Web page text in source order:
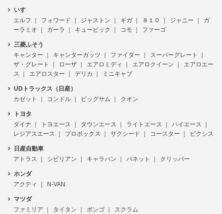
いすゞ
エルフ
フォワード ジャストン ギガ ８１０ ジャニー
ガ
ーラミオ
ガーラ キュービック コモ ファーゴ
三菱ふそう
キャンター
キャンターガッツ ファイター
スーパーグレート
ザ・グレート
ローザ エアロミディ エアロクイーン
エアロエー
ス
エアロスター デリカ ミニキャブ
UDトラックス（日産）
カゼット
コンドル ビッグサム クオン
トヨタ
ダイナ
トヨエース タウンエース ライトエース
ハイエース
レジアスエース
プロボックス サクシード コースター ピクシス
日産自動車
アトラス
シビリアン キャラバン バネット クリッパー
ホンダ
アクティ
N-VAN
マツダ
ファミリア
タイタン ボンゴ スクラム